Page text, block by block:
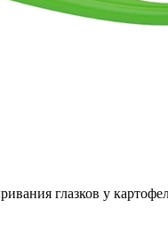
глазков у